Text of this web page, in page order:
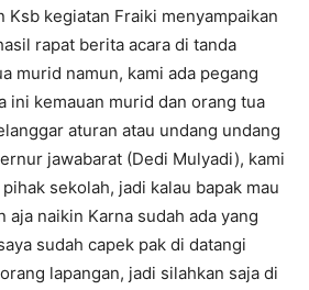
kegiatan Fraiki menyampaikan
rapat berita acara di tanda
murid namun, kami ada pegang
ini kemauan murid dan orang tua
aturan atau undang undang
jawabarat (Dedi Mulyadi), kami
sekolah, jadi kalau bapak mau
aja naikin Karna sudah ada yang
sudah capek pak di datangi
lapangan, jadi silahkan saja di